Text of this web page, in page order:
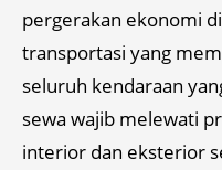
pergerakan ekonomi
transportasi yang
seluruh kendaraan
sewa wajib melewati
interior dan eksterior